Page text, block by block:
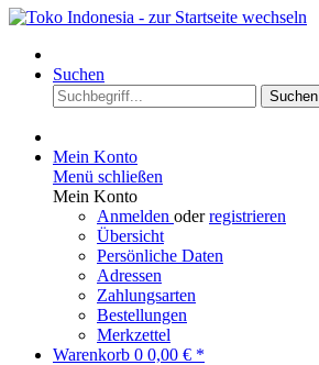
Suchen
Suchen
Mein Konto
Menü schließen
Mein Konto
Anmelden oderregistrieren
Übersicht
Persönliche Daten
Adressen
Zahlungsarten
Bestellungen
Merkzettel
Warenkorb 0 0,00 € *